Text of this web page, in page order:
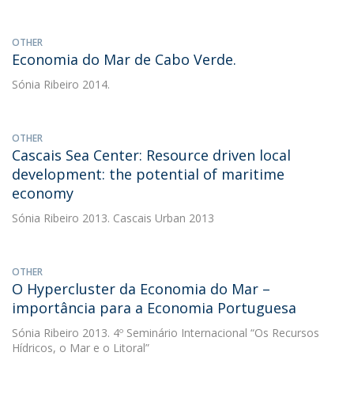
OTHER
Economia do Mar de Cabo Verde.
Sónia Ribeiro 2014.
OTHER
Cascais Sea Center: Resource driven local
development: the potential of maritime
economy
Sónia Ribeiro 2013. Cascais Urban 2013
OTHER
O Hypercluster da Economia do Mar –
importância para a Economia Portuguesa
Sónia Ribeiro 2013. 4º Seminário Internacional “Os Recursos
Hídricos, o Mar e o Litoral”